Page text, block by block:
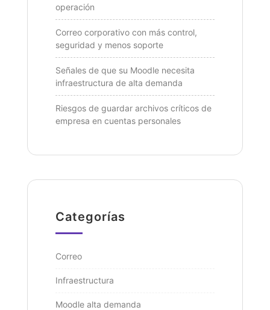
operación
Correo corporativo con más control,
seguridad y menos soporte
Señales de que su Moodle necesita
infraestructura de alta demanda
Riesgos de guardar archivos críticos de
empresa en cuentas personales
Categorías
Correo
Infraestructura
Moodle alta demanda